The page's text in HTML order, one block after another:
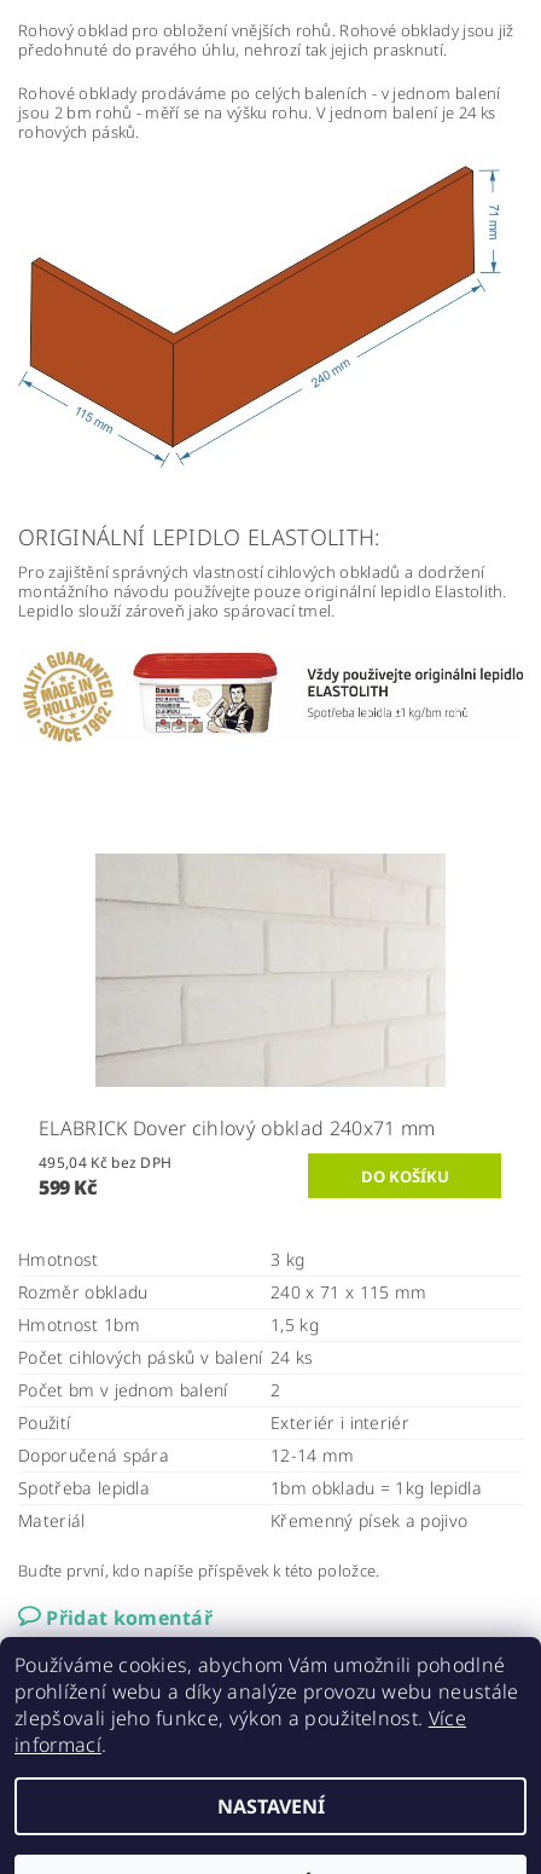
Rohový obklad pro obložení vnějších rohů. Rohové obklady jsou již
předohnuté do pravého úhlu, nehrozí tak jejich prasknutí.
Rohové obklady prodáváme po celých baleních - v jednom balení
jsou 2 bm rohů - měří se na výšku rohu. V jednom balení je 24 ks
rohových pásků.
ORIGINÁLNÍ LEPIDLO ELASTOLITH:
Pro zajištění správných vlastností cihlových obkladů a dodržení
montážního návodu používejte pouze originální lepidlo Elastolith.
Lepidlo slouží zároveň jako spárovací tmel.
ELABRICK Dover cihlový obklad 240x71 mm
495,04 Kč bez DPH
599 Kč
Hmotnost
3 kg
Rozměr obkladu
240 x 71 x 115 mm
Hmotnost 1bm
1,5 kg
Počet cihlových pásků v balení 24 ks
Počet bm v jednom balení
2
Použití
Exteriér i interiér
Doporučená spára
12-14 mm
Spotřeba lepidla
1bm obkladu = 1kg lepidla
Materiál
Křemenný písek a pojivo
Buďte první, kdo napíše příspěvek k této položce.
Přidat komentář
Elastolith.cz
2026 ©ELASTOLITH - cihlové obklady, všechna práva vyhrazena
Používáme cookies, abychom Vám umožnili pohodlné
prohlížení webu a díky analýze provozu webu neustále
zlepšovali jeho funkce, výkon a použitelnost. Více
informací.
NASTAVENÍ